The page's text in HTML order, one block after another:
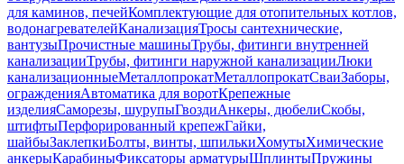
для каминов, печейКомплектующие для отопительных котлов,
водонагревателейКанализацияТросы сантехнические,
вантузыПрочистные машиныТрубы, фитинги внутренней
канализацииТрубы, фитинги наружной канализацииЛюки
канализационныеМеталлопрокатМеталлопрокатСваиЗаборы,
огражденияАвтоматика для воротКрепежные
изделияСаморезы, шурупыГвоздиАнкеры, дюбелиСкобы,
штифтыПерфорированный крепежГайки,
шайбыЗаклепкиБолты, винты, шпилькиХомутыХимические
анкерыКарабиныФиксаторы арматурыШплинтыПружины